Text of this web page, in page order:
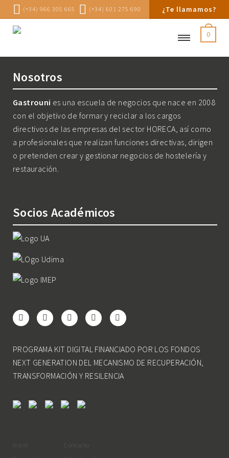
(+34) 966 305 665 (+34) 601 275 690 ¿Te llamamos?
0
Nosotros
Gastrouni es una escuela de negocios que nace en 2008
con el objetivo de formar y reciclar a los cargos
directivos de las empresas del sector HORECA, así como
a profesionales que realizan funciones directivas, dirigen
o pretenden crear y gestionar negocios de hostelería y
restauración.
Socios Académicos
PROGRAMA KIT DIGITAL FINANCIADO POR LOS FONDOS
NEXT GENERATION DEL MECANISMO DE RECUPERACIÓN,
TRANSFORMACIÓN Y RESILENCIA
Inicio
Contacto